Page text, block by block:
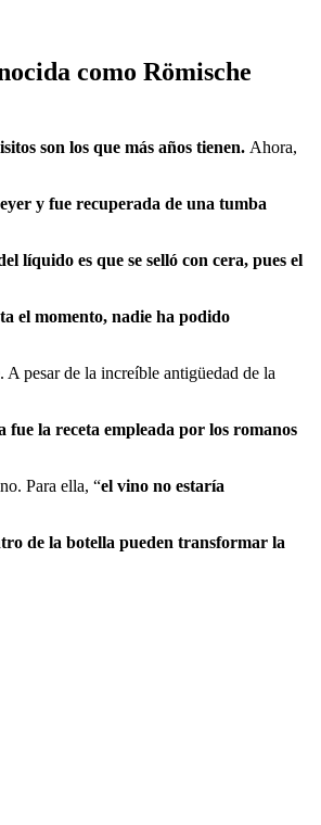
como Römische
son los que más años tienen. Ahora,
y fue recuperada de una tumba
líquido es que se selló con cera, pues el
el momento, nadie ha podido
. A pesar de la increíble antigüedad de la
fue la receta empleada por los romanos
Para ella, “el vino no estaría
de la botella pueden transformar la